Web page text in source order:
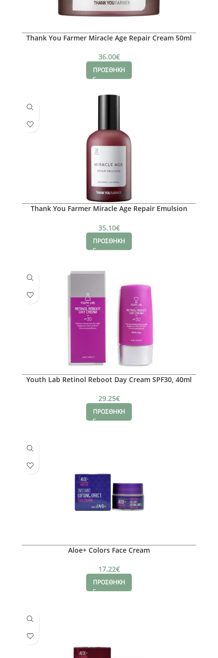
Thank You Farmer Miracle Age Repair Cream 50ml
36.00€
ΠΡΟΣΘΗΚΗ
Thank You Farmer Miracle Age Repair Emulsion
35.10€
ΠΡΟΣΘΗΚΗ
Youth Lab Retinol Reboot Day Cream SPF30, 40ml
29.25€
ΠΡΟΣΘΗΚΗ
Aloe+ Colors Face Cream
17.22€
ΠΡΟΣΘΗΚΗ